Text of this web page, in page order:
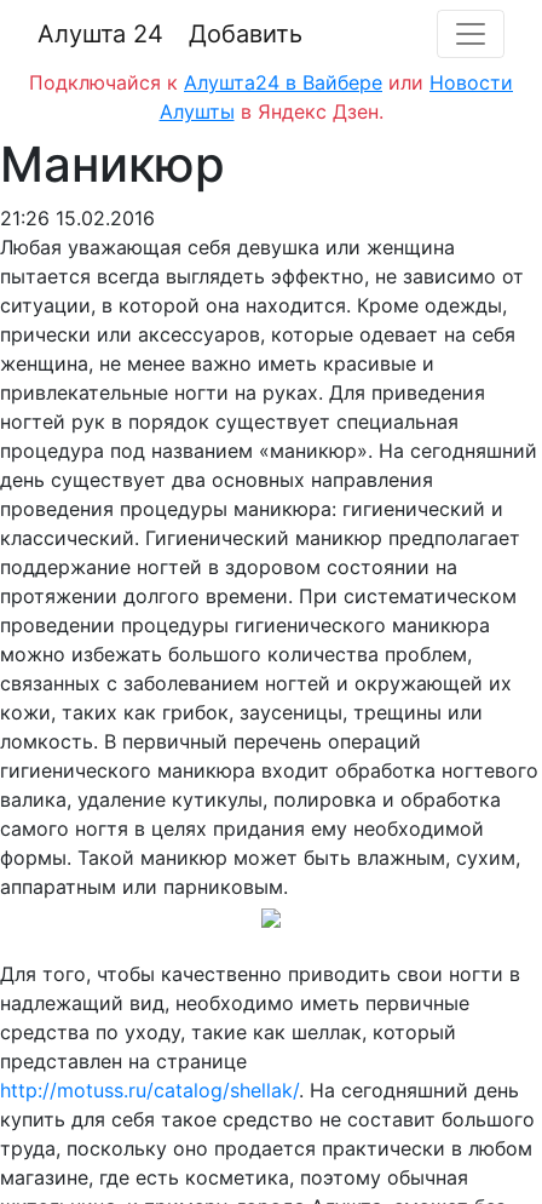
Алушта 24 Добавить
Подключайся к Алушта24 в Вайбере или Новости
Алушты в Яндекс Дзен.
Маникюр
21:26 15.02.2016
Любая уважающая себя девушка или женщина
пытается всегда выглядеть эффектно, не зависимо от
ситуации, в которой она находится. Кроме одежды,
прически или аксессуаров, которые одевает на себя
женщина, не менее важно иметь красивые и
привлекательные ногти на руках. Для приведения
ногтей рук в порядок существует специальная
процедура под названием «маникюр». На сегодняшний
день существует два основных направления
проведения процедуры маникюра: гигиенический и
классический. Гигиенический маникюр предполагает
поддержание ногтей в здоровом состоянии на
протяжении долгого времени. При систематическом
проведении процедуры гигиенического маникюра
можно избежать большого количества проблем,
связанных с заболеванием ногтей и окружающей их
кожи, таких как грибок, заусеницы, трещины или
ломкость. В первичный перечень операций
гигиенического маникюра входит обработка ногтевого
валика, удаление кутикулы, полировка и обработка
самого ногтя в целях придания ему необходимой
формы. Такой маникюр может быть влажным, сухим,
аппаратным или парниковым.
Для того, чтобы качественно приводить свои ногти в
надлежащий вид, необходимо иметь первичные
средства по уходу, такие как шеллак, который
представлен на странице
http://motuss.ru/catalog/shellak/. На сегодняшний день
купить для себя такое средство не составит большого
труда, поскольку оно продается практически в любом
магазине, где есть косметика, поэтому обычная